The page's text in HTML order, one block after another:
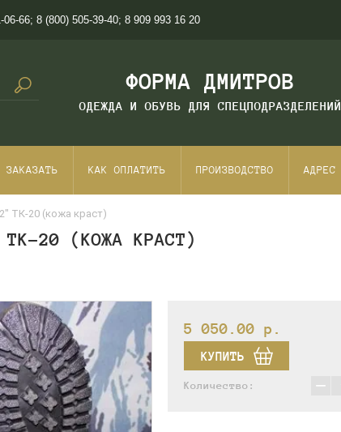
06-66; 8 (800) 505-39-40; 8 909 993 16 20
ФОРМА ДМИТРОВ
ОДЕЖДА И ОБУВЬ ДЛЯ СПЕЦПОДРАЗДЕЛЕНИЙ
ЗАКАЗАТЬ КАК ОПЛАТИТЬ ПРОИЗВОДСТВО АДРЕС
ТК-20 (кожа краст)
20 (КОЖА КРАСТ)
5 050.00 p.
КУПИТЬ
Количество: −